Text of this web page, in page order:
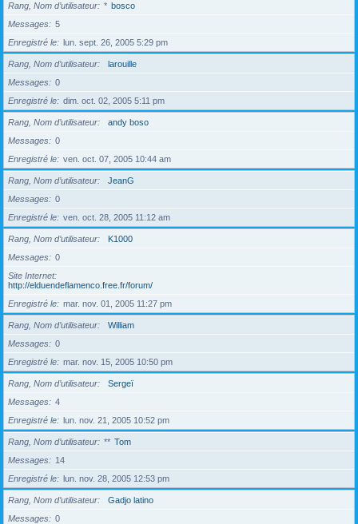
Rang, Nom d’utilisateur * bosco
Messages
5
Enregistré le
lun. sept. 26, 2005 5:29 pm
Rang, Nom d’utilisateur
larouille
Messages
0
Enregistré le
dim. oct. 02, 2005 5:11 pm
Rang, Nom d’utilisateur
andy boso
Messages
0
Enregistré le
ven. oct. 07, 2005 10:44 am
Rang, Nom d’utilisateur
JeanG
Messages
0
Enregistré le
ven. oct. 28, 2005 11:12 am
Rang, Nom d’utilisateur
K1000
Messages
0
Site Internet
http://elduendeflamenco.free.fr/forum/
Enregistré le
mar. nov. 01, 2005 11:27 pm
Rang, Nom d’utilisateur
William
Messages
0
Enregistré le
mar. nov. 15, 2005 10:50 pm
Rang, Nom d’utilisateur
Sergeï
Messages
4
Enregistré le
lun. nov. 21, 2005 10:52 pm
Rang, Nom d’utilisateur ** Tom
Messages
14
Enregistré le
lun. nov. 28, 2005 12:53 pm
Rang, Nom d’utilisateur
Gadjo latino
Messages
0